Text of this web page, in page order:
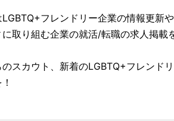
フレンドリー企業の情報更新
取り組む企業の就活/転職の求人掲載
スカウト、新着のLGBTQ+フレンド